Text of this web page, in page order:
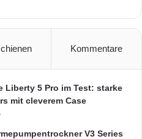
Kommentare
Liberty 5 Pro im Test: starke
mit cleverem Case
V3 Series